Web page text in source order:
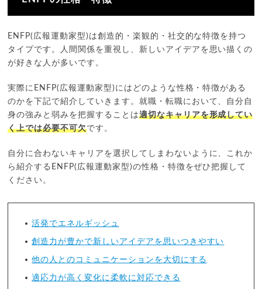
ENFP(広報運動家型)は創造的・楽観的・社交的な特徴を持つ
タイプです。人間関係を重視し、新しいアイデアを思い描くの
が好きな人が多いです。
実際にENFP(広報運動家型)にはどのような性格・特徴がある
のかを下記で紹介していきます。就職・転職において、自分自
身の強みと弱みを把握することは適切なキャリアを形成してい
く上では必要不可欠です。
自分に合わないキャリアを選択してしまわないように、これか
ら紹介するENFP(広報運動家型)の性格・特徴をぜひ把握して
ください。
活発でエネルギッシュ
創造力が豊かで新しいアイデアを思いつきやすい
他の人とのコミュニケーションを大切にする
適応力が高く変化に柔軟に対応できる